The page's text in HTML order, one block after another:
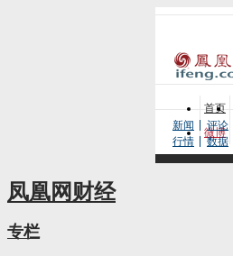
首页
微博
新闻 评论
行情
数据
凤凰网财经
专栏